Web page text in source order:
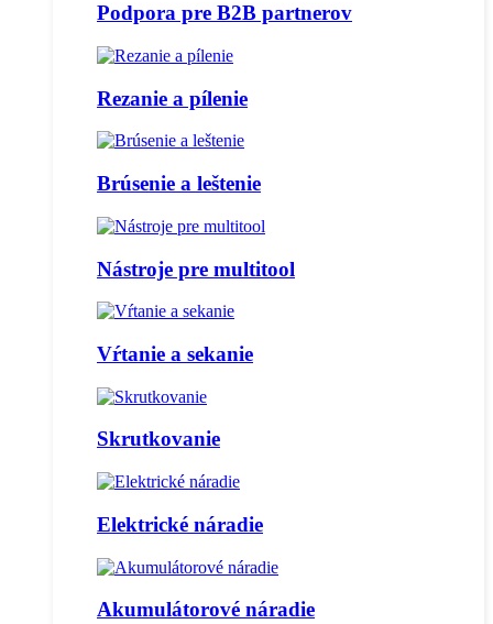
Podpora pre B2B partnerov
Rezanie a pílenie
Brúsenie a leštenie
Nástroje pre multitool
Vŕtanie a sekanie
Skrutkovanie
Elektrické náradie
Akumulátorové náradie